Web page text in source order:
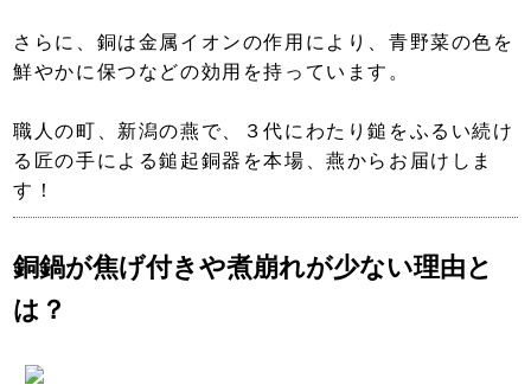
さらに、銅は金属イオンの作用により、青野菜の色を
鮮やかに保つなどの効用を持っています。
職人の町、新潟の燕で、３代にわたり鎚をふるい続け
る匠の手による鎚起銅器を本場、燕からお届けしま
す！
銅鍋が焦げ付きや煮崩れが少ない理由と
は？